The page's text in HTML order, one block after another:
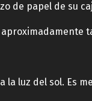
de papel de su
la luz del sol. Es